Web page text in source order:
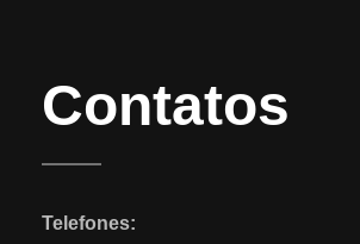
Contatos
Telefones: